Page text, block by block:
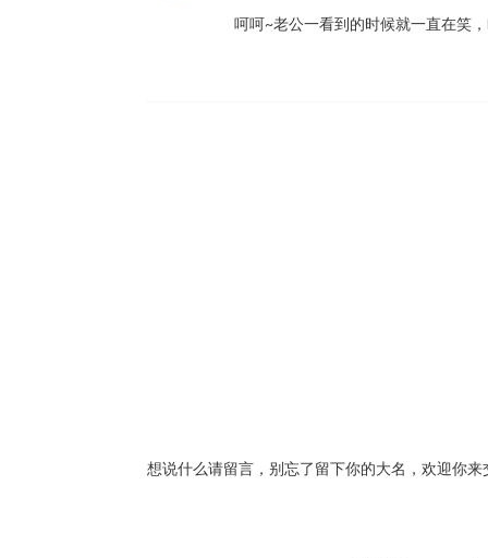
呵呵~老公一看到的时候就一直在笑，
想说什么请留言，别忘了留下你的大名，欢迎你